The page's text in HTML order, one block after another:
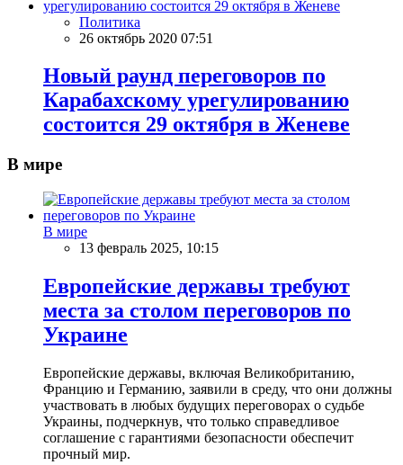
Политика
26 октябрь 2020 07:51
Новый раунд переговоров по
Карабахскому урегулированию
состоится 29 октября в Женеве
В мире
В мире
13 февраль 2025, 10:15
Европейские державы требуют
места за столом переговоров по
Украине
Европейские державы, включая Великобританию,
Францию и Германию, заявили в среду, что они должны
участвовать в любых будущих переговорах о судьбе
Украины, подчеркнув, что только справедливое
соглашение с гарантиями безопасности обеспечит
прочный мир.